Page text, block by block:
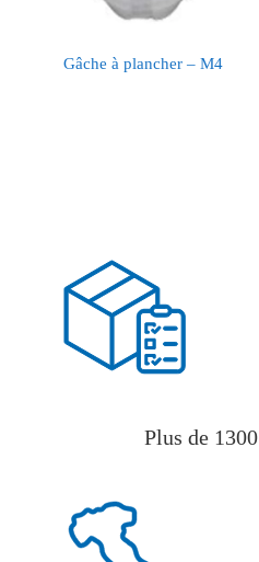
Gâche à plancher – M4
Plus de 1300